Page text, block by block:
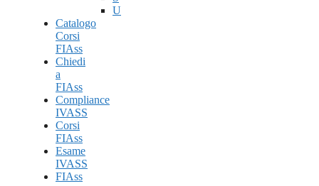
U
Catalogo
Corsi
FIAss
Chiedi
a
FIAss
Compliance
IVASS
Corsi
FIAss
Esame
IVASS
FIAss